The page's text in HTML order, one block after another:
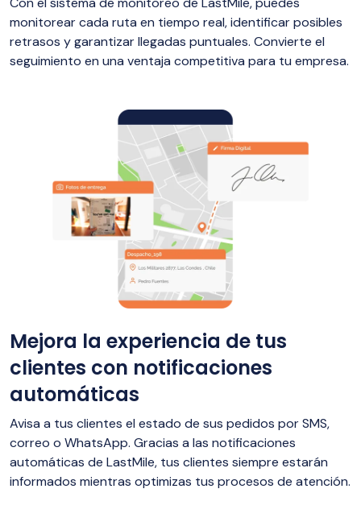
monitorear cada ruta en tiempo real, identificar posibles
retrasos y garantizar llegadas puntuales. Convierte el
seguimiento en una ventaja competitiva para tu empresa.
Mejora la experiencia de tus
clientes con notificaciones
automáticas
Avisa a tus clientes el estado de sus pedidos por SMS,
correo o WhatsApp. Gracias a las notificaciones
automáticas de LastMile, tus clientes siempre estarán
informados mientras optimizas tus procesos de atención.